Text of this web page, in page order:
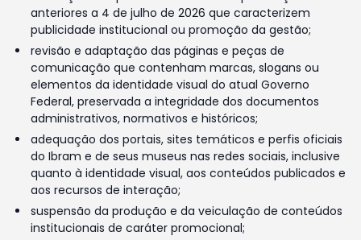
anteriores a 4 de julho de 2026 que caracterizem
publicidade institucional ou promoção da gestão;
revisão e adaptação das páginas e peças de
comunicação que contenham marcas, slogans ou
elementos da identidade visual do atual Governo
Federal, preservada a integridade dos documentos
administrativos, normativos e históricos;
adequação dos portais, sites temáticos e perfis oficiais
do Ibram e de seus museus nas redes sociais, inclusive
quanto à identidade visual, aos conteúdos publicados e
aos recursos de interação;
suspensão da produção e da veiculação de conteúdos
institucionais de caráter promocional;